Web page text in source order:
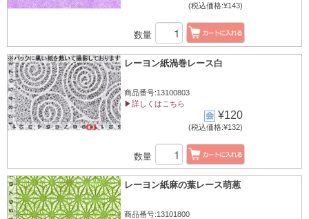
(税込価格:¥143)
数量
レーヨン紙渦巻レース白
商品番号:13100803
▶詳しくはこちら
¥120
(税込価格:¥132)
数量
レーヨン紙麻の葉レース萌葱
商品番号:13101800